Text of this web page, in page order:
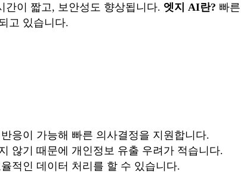
간이 짧고, 보안성도 향상됩니다. 엣지 AI란? 빠
고 있습니다.
응이 가능해 빠른 의사결정을 지원합니다.
않기 때문에 개인정보 유출 우려가 적습니다.
적인 데이터 처리를 할 수 있습니다.